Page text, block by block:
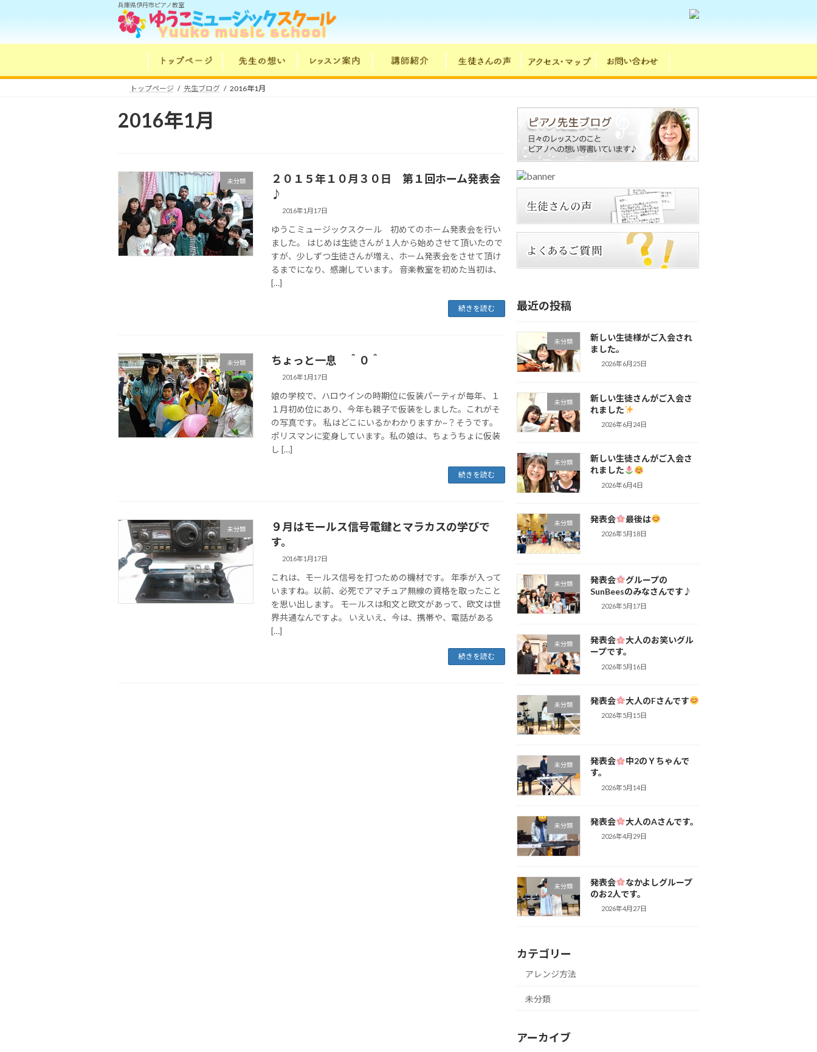
へ
ョ
兵庫県伊丹市ピアノ教室
トップページ 先生ブログ 2016年1月
2016年1月
未分類
２０１５年１０月３０日 第１回ホーム発表会
♪
2016年1月17日
ゆうこミュージックスクール 初めてのホーム発表会を行い
ました。 はじめは生徒さんが１人から始めさせて頂いたので
すが、少しずつ生徒さんが増え、ホーム発表会をさせて頂け
るまでになり、感謝しています。 音楽教室を初めた当初は、
[…]
続きを読む
未分類 ちょっと一息 ＾０＾
2016年1月17日
娘の学校で、ハロウインの時期位に仮装パーティが毎年、１
１月初め位にあり、今年も親子で仮装をしました。これがそ
の写真です。 私はどこにいるかわかりますか~？そうです。
ポリスマンに変身しています。私の娘は、ちょうちょに仮装
し […]
続きを読む
未分類
９月はモールス信号電鍵とマラカスの学びで
す。
2016年1月17日
これは、モールス信号を打つための機材です。 年季が入って
いますね。以前、必死でアマチュア無線の資格を取ったこと
を思い出します。 モールスは和文と欧文があって、欧文は世
界共通なんですよ。 いえいえ、今は、携帯や、電話がある
[…]
続きを読む
最近の投稿
未分類
新しい生徒様がご入会され
ました。
2026年6月25日
未分類
新しい生徒さんがご入会さ
れました
2026年6月24日
未分類
新しい生徒さんがご入会さ
れました
2026年6月4日
未分類 発表会 最後は
2026年5月18日
未分類 発表会
グループの
SunBeesのみなさんです♪
2026年5月17日
未分類 発表会
大人のお笑いグル
ープです。
2026年5月16日
未分類 発表会 大人のFさんです
2026年5月15日
未分類 発表会
中2のＹちゃんで
す。
2026年5月14日
未分類 発表会 大人のAさんです。
2026年4月29日
未分類 発表会
なかよしグループ
のお2人です。
2026年4月27日
カテゴリー
アレンジ方法
未分類
アーカイブ